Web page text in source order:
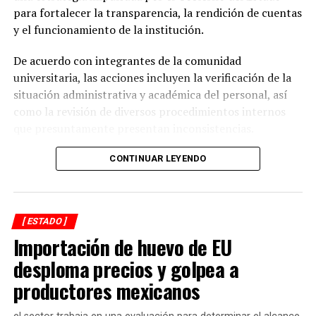
DIF entregará un millón y medio de desayunos escolares
para fortalecer la transparencia, la rendición de cuentas
y el funcionamiento de la institución.
De acuerdo con integrantes de la comunidad
universitaria, las acciones incluyen la verificación de la
situación administrativa y académica del personal, así
como la revisión de diversos procedimientos internos
Entre los aspectos que son objeto de análisis se
encuentran posibles casos de docentes con asignaciones
simultáneas en distintos centros de estudio, la
validación de documentación académica de directivos,
adeudos en la entrega de calificaciones, denuncias por
presuntos cobros indebidos relacionados con
certificados y asesorías de titulación, así como la
existencia de personal que habría recibido pagos sin
contar con carga académica registrada.
CONTINUAR LEYENDO
[ ESTADO ]
Importación de huevo de EU
desploma precios y golpea a
productores mexicanos